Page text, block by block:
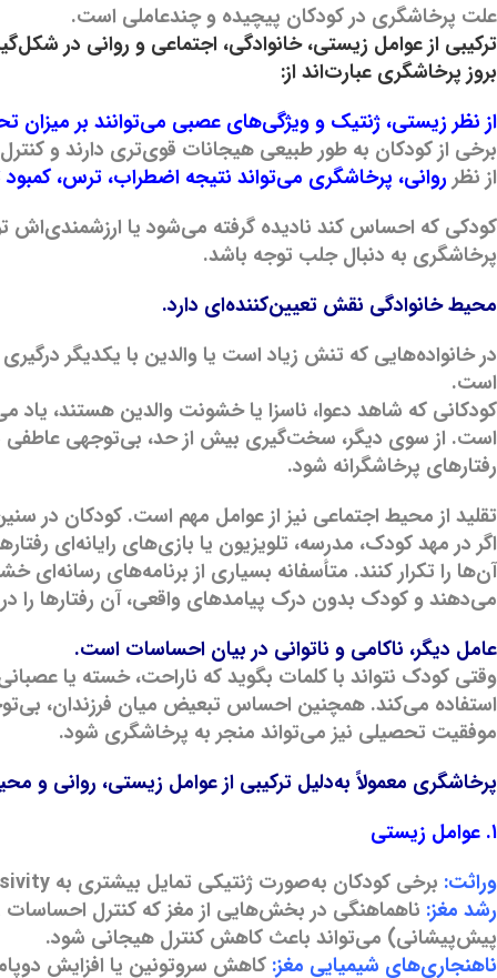
علت پرخاشگری در کودکان پیچیده و چندعاملی است.
ترکیبی از عوامل زیستی، خانوادگی، اجتماعی و روانی در
بروز پرخاشگری عبارت‌اند از:
از نظر زیستی، ژنتیک و ویژگی‌های عصبی می‌توانند بر میزان
برخی از کودکان به طور طبیعی هیجانات قوی‌تری دارند و
از نظر روانی، پرخاشگری می‌تواند نتیجه اضطراب، ترس،
کودکی که احساس کند نادیده گرفته می‌شود یا ارزشمندی‌اش
پرخاشگری به دنبال جلب توجه باشد.
محیط خانوادگی نقش تعیین‌کننده‌ای دارد.
در خانواده‌هایی که تنش زیاد است یا والدین با یکدیگر
است.
کودکانی که شاهد دعوا، ناسزا یا خشونت والدین هستند،
است. از سوی دیگر، سخت‌گیری بیش از حد، بی‌توجهی عاطفی
رفتارهای پرخاشگرانه شود.
تقلید از محیط اجتماعی نیز از عوامل مهم است. کودکان در
اگر در مهد کودک، مدرسه، تلویزیون یا بازی‌های رایانه‌ای
آن‌ها را تکرار کنند. متأسفانه بسیاری از برنامه‌های
می‌دهند و کودک بدون درک پیامدهای واقعی، آن رفتارها را
عامل دیگر، ناکامی و ناتوانی در بیان احساسات است.
وقتی کودک نتواند با کلمات بگوید که ناراحت، خسته یا
استفاده می‌کند. همچنین احساس تبعیض میان فرزندان،
موفقیت تحصیلی نیز می‌تواند منجر به پرخاشگری شود.
پرخاشگری معمولاً به‌دلیل ترکیبی از عوامل زیستی، روانی و
۱. عوامل زیستی
وراثت: برخی کودکان به‌صورت ژنتیکی تمایل بیشتری به impulsivity (تکانشگری) یا پرخاش دارند.
رشد مغز: ناهماهنگی در بخش‌هایی از مغز که کنترل احساسات
پیش‌پیشانی) می‌تواند باعث کاهش کنترل هیجانی شود.
ناهنجاری‌های شیمیایی مغز: کاهش سروتونین یا افزایش